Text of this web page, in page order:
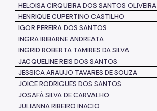
HELOISA CIRQUEIRA DOS SANTOS OLIVEIRA
HENRIQUE CUPERTINO CASTILHO
IGOR PEREIRA DOS SANTOS
INGRA IRIBARNE ANDREATA
INGRID ROBERTA TAMIRES DA SILVA
JACQUELINE REIS DOS SANTOS
JESSICA ARAUJO TAVARES DE SOUZA
JOICE RODRIGUES DOS SANTOS
JOSAFÁ SILVA DE CARVALHO
JULIANNA RIBEIRO INACIO